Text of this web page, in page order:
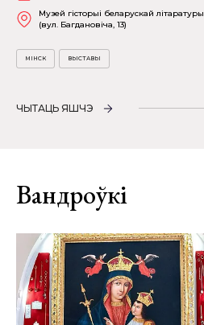
Музей гісторыі беларускай літаратуры
(вул. Багдановіча, 13)
МІНСК ВЫСТАВЫ
ЧЫТАЦЬ ЯШЧЭ
Вандроўкі